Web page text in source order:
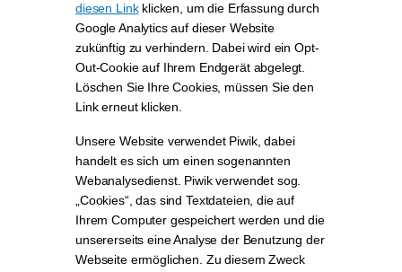
diesen Linkklicken, um die Erfassung durch
Google Analytics auf dieser Website
zukünftig zu verhindern. Dabei wird ein Opt-
Out-Cookie auf Ihrem Endgerät abgelegt.
Löschen Sie Ihre Cookies, müssen Sie den
Link erneut klicken.
Unsere Website verwendet Piwik, dabei
handelt es sich um einen sogenannten
Webanalysedienst. Piwik verwendet sog.
„Cookies“, das sind Textdateien, die auf
Ihrem Computer gespeichert werden und die
unsererseits eine Analyse der Benutzung der
Webseite ermöglichen. Zu diesem Zweck